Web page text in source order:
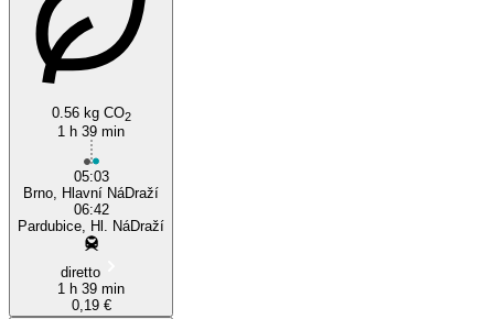
0.56 kg CO2
1 h 39 min
05:03
Brno, Hlavní NáDraží
06:42
Pardubice, Hl. NáDraží
diretto
1 h 39 min
0,19 €